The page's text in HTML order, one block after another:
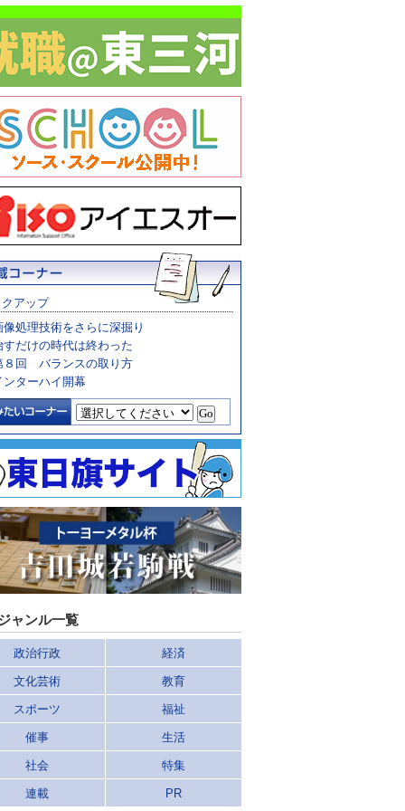
アップ
像処理技術をさらに深掘り
すだけの時代は終わった
８回 バランスの取り方
ンターハイ開幕
ャンル一覧
政治行政 経済
文化芸術 教育
スポーツ 福祉
催事 生活
社会 特集
連載 PR